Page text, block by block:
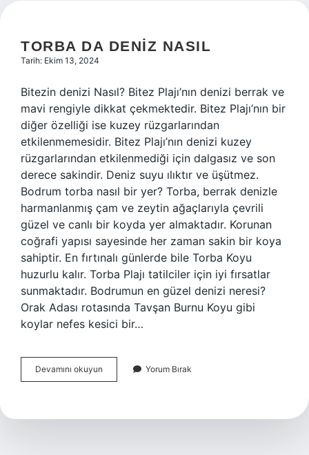
TORBA DA DENIZ NASIL
Tarih: Ekim 13, 2024
Bitezin denizi Nasıl? Bitez Plajı’nın denizi berrak ve
mavi rengiyle dikkat çekmektedir. Bitez Plajı’nın bir
diğer özelliği ise kuzey rüzgarlarından
etkilenmemesidir. Bitez Plajı’nın denizi kuzey
rüzgarlarından etkilenmediği için dalgasız ve son
derece sakindir. Deniz suyu ılıktır ve üşütmez.
Bodrum torba nasıl bir yer? Torba, berrak denizle
harmanlanmış çam ve zeytin ağaçlarıyla çevrili
güzel ve canlı bir koyda yer almaktadır. Korunan
coğrafi yapısı sayesinde her zaman sakin bir koya
sahiptir. En fırtınalı günlerde bile Torba Koyu
huzurlu kalır. Torba Plajı tatilciler için iyi fırsatlar
sunmaktadır. Bodrumun en güzel denizi neresi?
Orak Adası rotasında Tavşan Burnu Koyu gibi
koylar nefes kesici bir…
Devamını okuyun
Da
Yorum Bırak